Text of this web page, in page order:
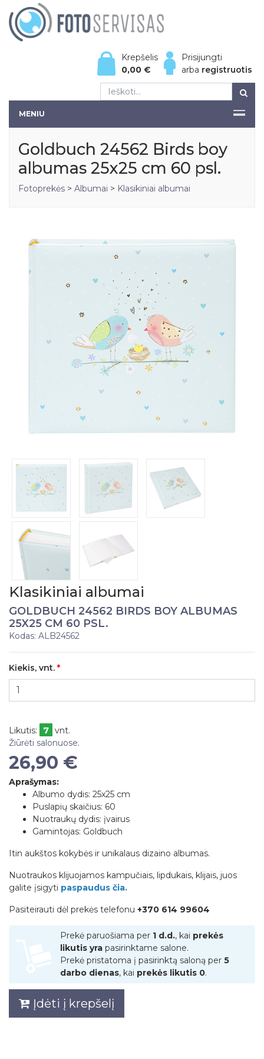
Prisijungti
arba registruotis
Krepšelis
0,00 €
MENIU
Goldbuch 24562 Birds boy
albumas 25x25 cm 60 psl.
Fotoprekės > Albumai > Klasikiniai albumai
Klasikiniai albumai
GOLDBUCH 24562 BIRDS BOY ALBUMAS
25X25 CM 60 PSL.
Kodas: ALB24562
Kiekis, vnt.
Likutis: 7 vnt.
Žiūrėti salonuose.
26,90 €
Aprašymas:
Albumo dydis: 25x25 cm
Puslapių skaičius: 60
Nuotraukų dydis: įvairus
Gamintojas: Goldbuch
Itin aukštos kokybės ir unikalaus dizaino albumas.
Nuotraukos klijuojamos kampučiais, lipdukais, klijais, juos
galite įsigyti paspaudus čia.
Pasiteirauti dėl prekės telefonu +370 614 99604
Prekė paruošiama per 1 d.d., kai prekės
likutis yra pasirinktame salone.
Prekė pristatoma į pasirinktą saloną per 5
darbo dienas, kai prekės likutis 0.
Įdėti į krepšelį